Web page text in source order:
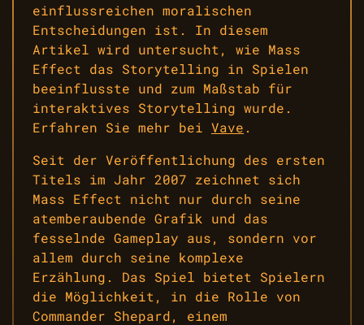
einflussreichen moralischen
Entscheidungen ist. In diesem
Artikel wird untersucht, wie Mass
Effect das Storytelling in Spielen
beeinflusste und zum Maßstab für
interaktives Storytelling wurde.
Erfahren Sie mehr bei Vave .
Seit der Veröffentlichung des ersten
Titels im Jahr 2007 zeichnet sich
Mass Effect nicht nur durch seine
atemberaubende Grafik und das
fesselnde Gameplay aus, sondern vor
allem durch seine komplexe
Erzählung. Das Spiel bietet Spielern
die Möglichkeit, in die Rolle von
Commander Shepard, einem